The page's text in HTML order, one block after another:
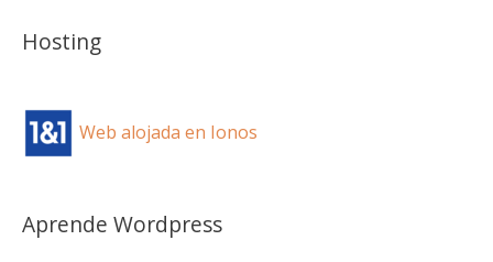
Hosting
Web alojada en Ionos
Aprende Wordpress